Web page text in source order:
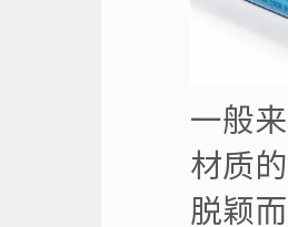
一般
材质
脱颖